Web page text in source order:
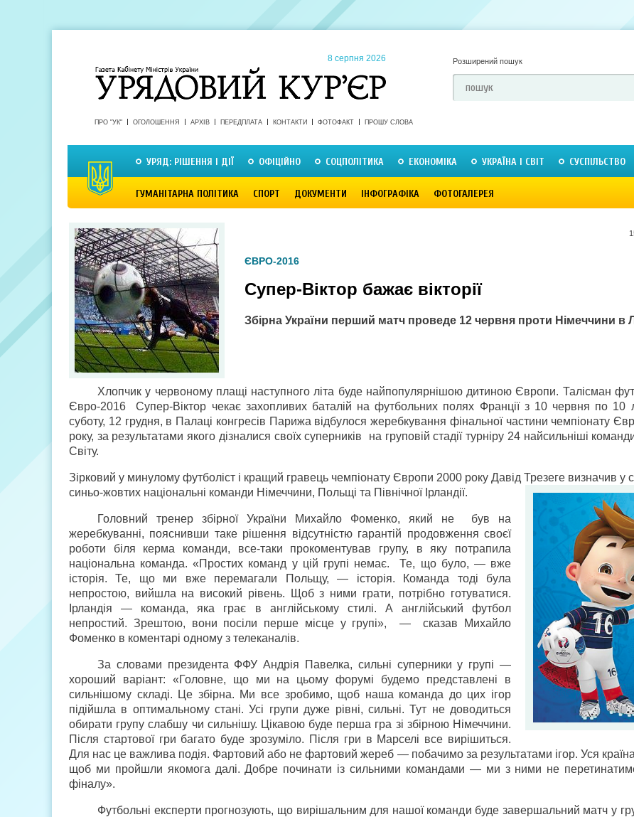
8 серпня 2026 Розширений пошук
ПРО "УК" ОГОЛОШЕННЯ АРХІВ ПЕРЕДПЛАТА КОНТАКТИ ФОТОФАКТ ПРОШУ СЛОВА
УРЯД: РІШЕННЯ І ДІЇ ОФІЦІЙНО СОЦПОЛІТИКА ЕКОНОМІКА УКРАЇНА І СВІТ СУСПІЛЬСТВО
ГУМАНІТАРНА ПОЛІТИКА СПОРТ ДОКУМЕНТИ ІНФОГРАФІКА ФОТОГАЛЕРЕЯ
ЄВРО-2016
Супер-Віктор бажає вікторії
Збірна України перший матч проведе 12 червня проти Німеччини в
Хлопчик у червоному плащі наступного літа буде найпопулярнішою дитиною Європи. Талісман
Євро-2016 Супер-Віктор чекає захопливих баталій на футбольних полях Франції з 10 червня по
суботу, 12 грудня, в Палаці конгресів Парижа відбулося жеребкування фінальної частини чемпіонату
року, за результатами якого дізналися своїх суперників на груповій стадії турніру 24 найсильніші
Світу.
Зірковий у минулому футболіст і кращий гравець чемпіонату Європи 2000 року Давід Трезеге визначив у
синьо-жовтих національні команди Німеччини, Польщі та Північної Ірландії.
Головний тренер збірної України Михайло Фоменко, який не був на
жеребкуванні, пояснивши таке рішення відсутністю гарантій продовження своєї
роботи біля керма команди, все-таки прокоментував групу, в яку потрапила
національна команда. «Простих команд у цій групі немає. Те, що було, — вже
історія. Те, що ми вже перемагали Польщу, — історія. Команда тоді була
непростою, вийшла на високий рівень. Щоб з ними грати, потрібно готуватися.
Ірландія — команда, яка грає в англійському стилі. А англійський футбол
непростий. Зрештою, вони посіли перше місце у групі», — сказав Михайло
Фоменко в коментарі одному з телеканалів.
За словами президента ФФУ Андрія Павелка, сильні суперники у групі —
хороший варіант: «Головне, що ми на цьому форумі будемо представлені в
сильнішому складі. Це збірна. Ми все зробимо, щоб наша команда до цих ігор
підійшла в оптимальному стані. Усі групи дуже рівні, сильні. Тут не доводиться
обирати групу слабшу чи сильнішу. Цікавою буде перша гра зі збірною Німеччини.
Після стартової гри багато буде зрозуміло. Після гри в Марселі все вирішиться.
Для нас це важлива подія. Фартовий або не фартовий жереб — побачимо за результатами ігор. Уся країна
щоб ми пройшли якомога далі. Добре починати із сильними командами — ми з ними не
фіналу».
Футбольні експерти прогнозують, що вирішальним для нашої команди буде завершальний матч у